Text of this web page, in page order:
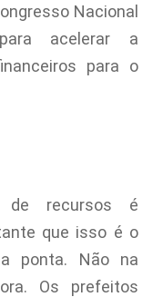
Nacional
acelerar a
para o
de recursos é
que isso é o
ponta. Não na
Os prefeitos